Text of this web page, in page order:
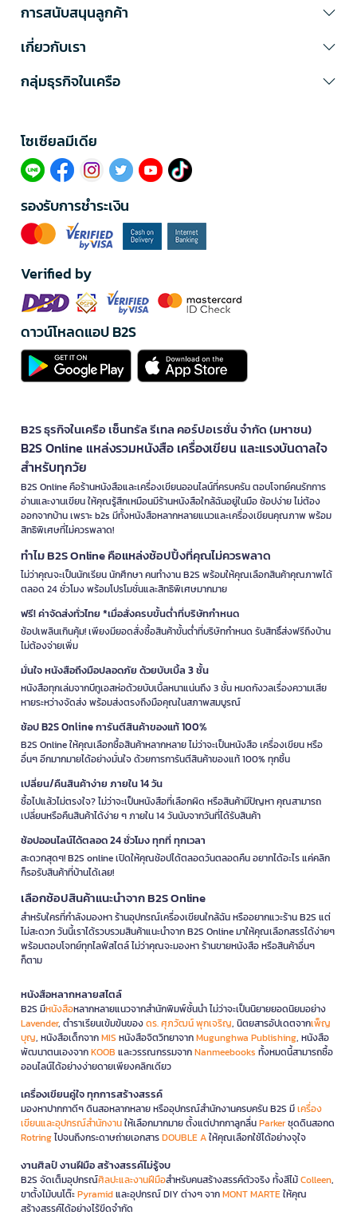
การสนับสนุนลูกค้า
เกี่ยวกับเรา
กลุ่มธุรกิจในเครือ
โซเซียลมีเดีย​
รองรับการชำระเงิน
Verified by
ดาวน์โหลดแอป B2S
B2S ธุรกิจในเครือ เซ็นทรัล รีเทล คอร์ปอเรชั่น จำกัด (มหาชน)
B2S Online แหล่งรวมหนังสือ เครื่องเขียน และแรงบันดาลใจ
สำหรับทุกวัย
B2S Online คือร้านหนังสือและเครื่องเขียนออนไลน์ที่ครบครัน ตอบโจทย์คนรักการ
อ่านและงานเขียน ให้คุณรู้สึกเหมือนมีร้านหนังสือใกล้ฉันอยู่ในมือ ช้อปง่าย ไม่ต้อง
ออกจากบ้าน เพราะ b2s มีทั้งหนังสือหลากหลายแนวและเครื่องเขียนคุณภาพ พร้อม
สิทธิพิเศษที่ไม่ควรพลาด!
ทำไม B2S Online คือแหล่งช้อปปิ้งที่คุณไม่ควรพลาด
ไม่ว่าคุณจะเป็นนักเรียน นักศึกษา คนทำงาน B2S พร้อมให้คุณเลือกสินค้าคุณภาพได้
ตลอด 24 ชั่วโมง พร้อมโปรโมชั่นและสิทธิพิเศษมากมาย
ฟรี! ค่าจัดส่งทั่วไทย *เมื่อสั่งครบขั้นต่ำที่บริษัทกำหนด
ช้อปเพลินเกินคุ้ม! เพียงมียอดสั่งซื้อสินค้าขั้นต่ำที่บริษัทกำหนด รับสิทธิ์ส่งฟรีถึงบ้าน
ไม่ต้องจ่ายเพิ่ม
มั่นใจ หนังสือถึงมือปลอดภัย ด้วยบับเบิ้ล 3 ชั้น
หนังสือทุกเล่มจากบีทูเอสห่อด้วยบับเบิ้ลหนาแน่นถึง 3 ชั้น หมดกังวลเรื่องความเสีย
หายระหว่างจัดส่ง พร้อมส่งตรงถึงมือคุณในสภาพสมบูรณ์
ช้อป B2S Online การันตีสินค้าของแท้ 100%
B2S Online ให้คุณเลือกซื้อสินค้าหลากหลาย ไม่ว่าจะเป็นหนังสือ เครื่องเขียน หรือ
อื่นๆ อีกมากมายได้อย่างมั่นใจ ด้วยการการันตีสินค้าของแท้ 100% ทุกชิ้น
เปลี่ยน/คืนสินค้าง่าย ภายใน 14 วัน
ซื้อไปแล้วไม่ตรงใจ? ไม่ว่าจะเป็นหนังสือที่เลือกผิด หรือสินค้ามีปัญหา คุณสามารถ
เปลี่ยนหรือคืนสินค้าได้ง่าย ๆ ภายใน 14 วันนับจากวันที่ได้รับสินค้า
ช้อปออนไลน์ได้ตลอด 24 ชั่วโมง ทุกที่ ทุกเวลา
สะดวกสุดๆ! B2S online เปิดให้คุณช้อปได้ตลอดวันตลอดคืน อยากได้อะไร แค่คลิก
ก็รอรับสินค้าที่บ้านได้เลย!
เลือกช้อปสินค้าแนะนำจาก B2S Online
สำหรับใครที่กำลังมองหา ร้านอุปกรณ์เครื่องเขียนใกล้ฉัน หรืออยากแวะร้าน B2S แต่
ไม่สะดวก วันนี้เราได้รวบรวมสินค้าแนะนำจาก B2S Online มาให้คุณเลือกสรรได้ง่ายๆ
พร้อมตอบโจทย์ทุกไลฟ์สไตล์ ไม่ว่าคุณจะมองหา ร้านขายหนังสือ หรือสินค้าอื่นๆ
ก็ตาม
หนังสือหลากหลายสไตล์
B2S มีหนังสือหลากหลายแนวจากสำนักพิมพ์ชั้นนำ ไม่ว่าจะเป็นนิยายยอดนิยมอย่าง
Lavender, ตำราเรียนเข้มข้นของดร. ศุภวัฒน์ พุกเจริญ, นิตยสารอัปเดตจากเพ็ญ
บุญ, หนังสือเด็กจากMIS หนังสือจิตวิทยาจากMugunghwa Publishing, หนังสือ
พัฒนาตนเองจากKOOB และวรรณกรรมจากNanmeebooks ทั้งหมดนี้สามารถซื้อ
ออนไลน์ได้อย่างง่ายดายเพียงคลิกเดียว
เครื่องเขียนคู่ใจ ทุกการสร้างสรรค์
มองหาปากกาดีๆ ดินสอหลากหลาย หรืออุปกรณ์สำนักงานครบครัน B2S มีเครื่อง
เขียนและอุปกรณ์สำนักงานให้เลือกมากมาย ตั้งแต่ปากกาลูกลื่นParkerชุดดินสอกด
Rotringไปจนถึงกระดาษถ่ายเอกสารDOUBLE Aให้คุณเลือกใช้ได้อย่างจุใจ
งานศิลป์ งานฝีมือ สร้างสรรค์ไม่รู้จบ
B2S จัดเต็มอุปกรณ์ศิลปะและงานฝีมือสำหรับคนสร้างสรรค์ตัวจริง ทั้งสีไม้Colleen,
ขาตั้งไม้บนโต๊ะPyramidและอุปกรณ์ DIY ต่างๆ จากMONT MARTEให้คุณ
สร้างสรรค์ได้อย่างไร้ขีดจำกัด